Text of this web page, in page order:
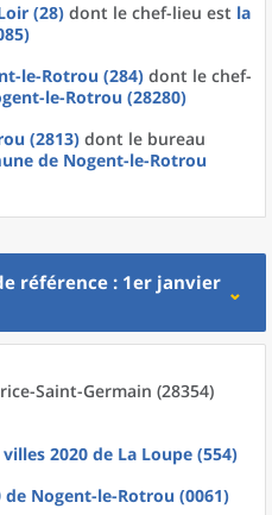
(28) dont le chef-lieu est la
le-Rotrou (284) dont le chef-
le-Rotrou (28280)
(2813) dont le bureau
de Nogent-le-Rotrou
référence : 1er janvier
Saint-Germain (28354)
2020 de La Loupe (554)
de Nogent-le-Rotrou (0061)